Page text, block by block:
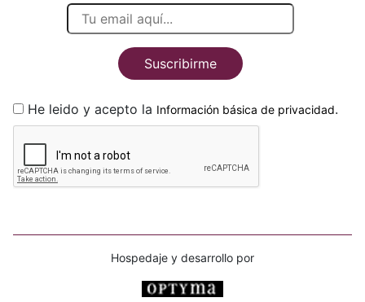
Suscribirme
He leido y acepto la Información básica de privacidad.
Hospedaje y desarrollo por